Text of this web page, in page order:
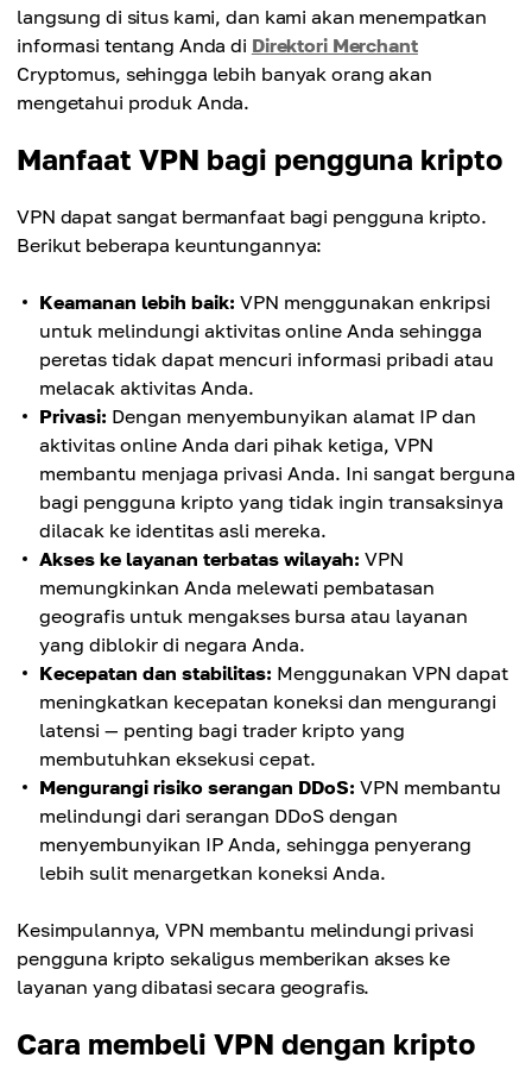
langsung di situs kami, dan kami akan menempatkan
informasi tentang Anda di Direktori Merchant
Cryptomus, sehingga lebih banyak orang akan
mengetahui produk Anda.
Manfaat VPN bagi pengguna kripto
VPN dapat sangat bermanfaat bagi pengguna kripto.
Berikut beberapa keuntungannya:
Keamanan lebih baik: VPN menggunakan enkripsi
untuk melindungi aktivitas online Anda sehingga
peretas tidak dapat mencuri informasi pribadi atau
melacak aktivitas Anda.
Privasi: Dengan menyembunyikan alamat IP dan
aktivitas online Anda dari pihak ketiga, VPN
membantu menjaga privasi Anda. Ini sangat berguna
bagi pengguna kripto yang tidak ingin transaksinya
dilacak ke identitas asli mereka.
Akses ke layanan terbatas wilayah: VPN
memungkinkan Anda melewati pembatasan
geografis untuk mengakses bursa atau layanan
yang diblokir di negara Anda.
Kecepatan dan stabilitas: Menggunakan VPN dapat
meningkatkan kecepatan koneksi dan mengurangi
latensi — penting bagi trader kripto yang
membutuhkan eksekusi cepat.
Mengurangi risiko serangan DDoS: VPN membantu
melindungi dari serangan DDoS dengan
menyembunyikan IP Anda, sehingga penyerang
lebih sulit menargetkan koneksi Anda.
Kesimpulannya, VPN membantu melindungi privasi
pengguna kripto sekaligus memberikan akses ke
layanan yang dibatasi secara geografis.
Cara membeli VPN dengan kripto